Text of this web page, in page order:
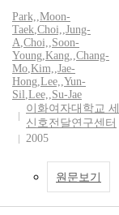
Park,,Moon-
Taek,Choi,,Jung-
A,Choi,,Soon-
Young,Kang,,Chang-
Mo,Kim,,Jae-
Hong,Lee,,Yun-
Sil,Lee,,Su-Jae
이화여자대학교
신호전달연구센터
2005
원문보기